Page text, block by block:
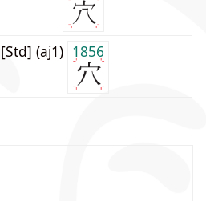
[Std] (aj1) 1856